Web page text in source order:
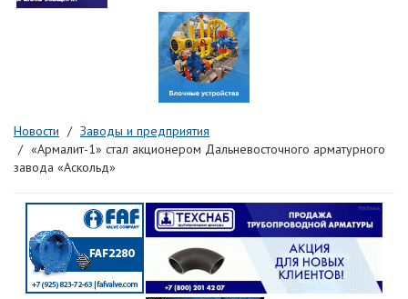
Новости
Заводы и предприятия
«Армалит-1» стал акционером Дальневосточного арматурного
завода «Аскольд»